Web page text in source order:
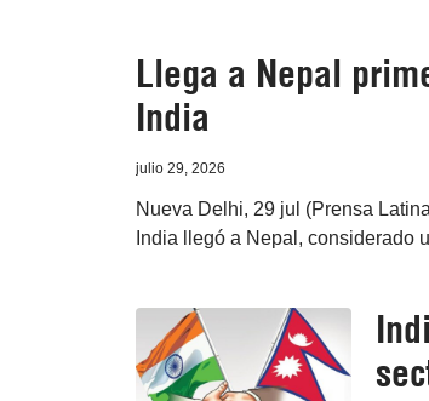
Llega a Nepal
India
julio 29, 2026
Nueva Delhi, 29 jul (Prensa
India llegó a Nepal, considerado